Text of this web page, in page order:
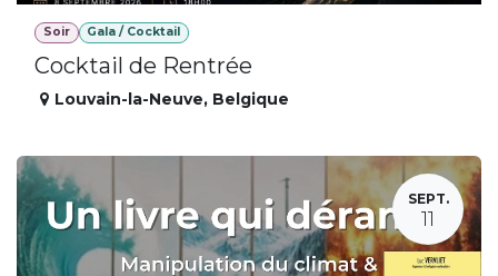
Soir Gala / Cocktail
Cocktail de Rentrée
Louvain-la-Neuve, Belgique
SEPT.
11